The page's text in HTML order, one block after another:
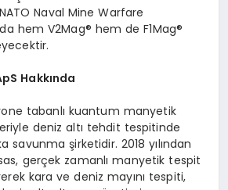
Naval Mine Warfare
hem V2Mag® hem de F1Mag®
Hakkında
tabanlı kuantum manyetik
deniz altı tehdit tespitinde
savunma şirketidir. 2018 yılından
gerçek zamanlı manyetik tespit
kara ve deniz mayını tespiti,